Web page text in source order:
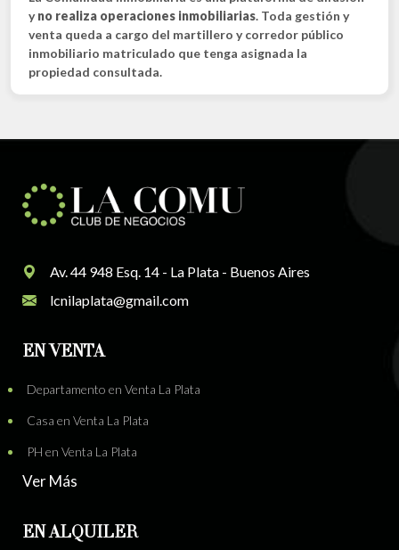
yno realiza operaciones inmobiliarias. Toda gestión y
venta queda a cargo del martillero y corredor público
inmobiliario matriculado que tenga asignada la
propiedad consultada.
Av. 44 948 Esq. 14 - La Plata - Buenos Aires
lcnilaplata@gmail.com
EN VENTA
Departamento en Venta La Plata
Casa en Venta La Plata
PH en Venta La Plata
Ver Más
EN ALQUILER